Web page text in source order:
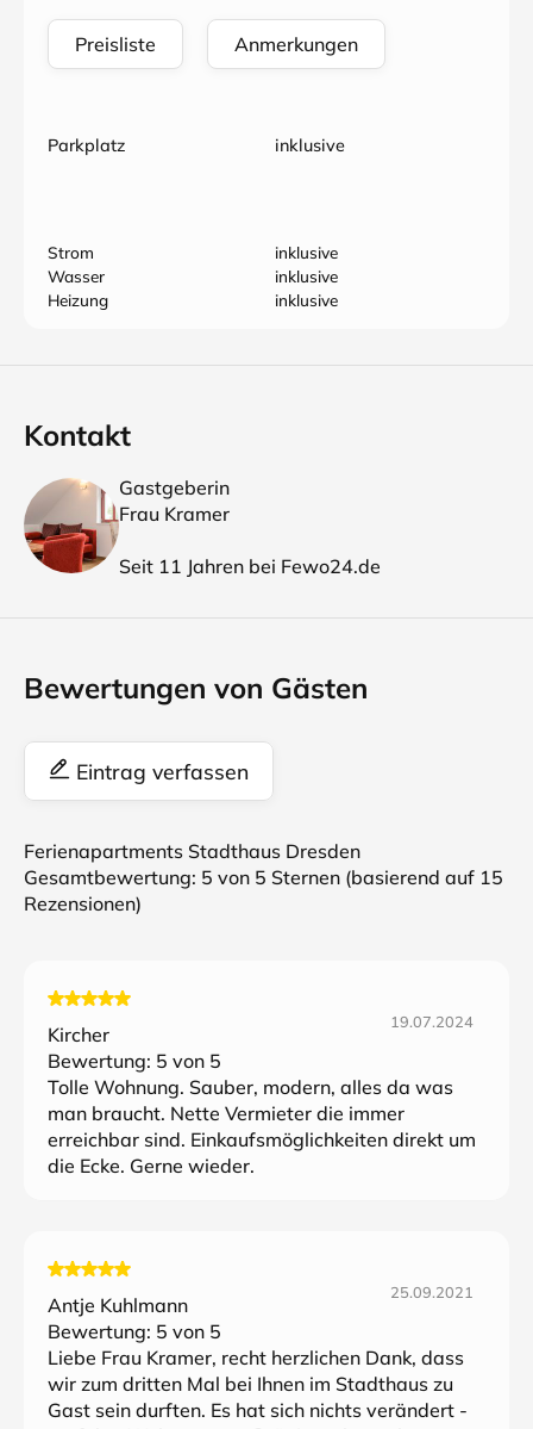
Preisliste Anmerkungen
Parkplatz inklusive
Strom
inklusive
Wasser
inklusive
Heizung
inklusive
Kontakt
Gastgeberin
Frau Kramer
Seit 11 Jahren bei Fewo24.de
Bewertungen von Gästen
Eintrag verfassen
Ferienapartments Stadthaus Dresden
Gesamtbewertung: 5 von 5 Sternen (basierend auf 15
Rezensionen)
Kircher
19.07.2024
Bewertung: 5 von 5
Tolle Wohnung. Sauber, modern, alles da was
man braucht. Nette Vermieter die immer
erreichbar sind. Einkaufsmöglichkeiten direkt um
die Ecke. Gerne wieder.
Antje Kuhlmann
25.09.2021
Bewertung: 5 von 5
Liebe Frau Kramer, recht herzlichen Dank, dass
wir zum dritten Mal bei Ihnen im Stadthaus zu
Gast sein durften. Es hat sich nichts verändert -